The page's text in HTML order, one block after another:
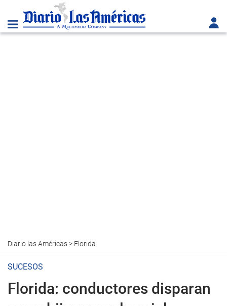
Diario las Américas> Florida
SUCESOS
Florida: conductores disparan